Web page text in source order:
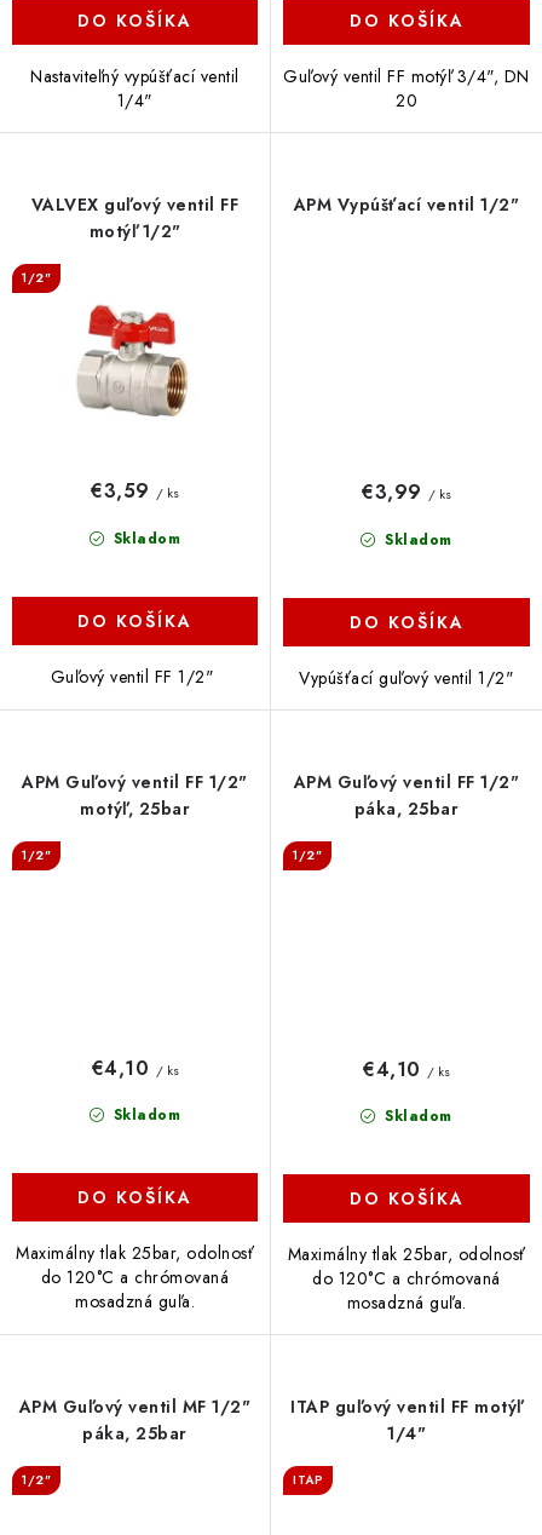
DO KOŠÍKA
Nastaviteľný vypúšťací ventil
1/4"
DO KOŠÍKA
Guľový ventil FF motýľ 3/4", DN
20
VALVEX guľový ventil FF
motýľ 1/2"
1/2"
Skladom
€3,59 / ks
DO KOŠÍKA
Guľový ventil FF 1/2"
APM Vypúšťací ventil 1/2"
Skladom
€3,99 / ks
DO KOŠÍKA
Vypúšťací guľový ventil 1/2"
APM Guľový ventil FF 1/2"
motýľ, 25bar
1/2"
Skladom
€4,10 / ks
DO KOŠÍKA
Maximálny tlak 25bar, odolnosť
do 120°C a chrómovaná
mosadzná guľa.
APM Guľový ventil FF 1/2"
páka, 25bar
1/2"
Skladom
€4,10 / ks
DO KOŠÍKA
Maximálny tlak 25bar, odolnosť
do 120°C a chrómovaná
mosadzná guľa.
APM Guľový ventil MF 1/2"
páka, 25bar
1/2"
ITAP guľový ventil FF motýľ
1/4"
ITAP